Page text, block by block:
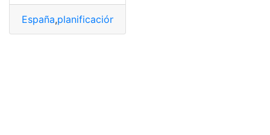
España,planificación